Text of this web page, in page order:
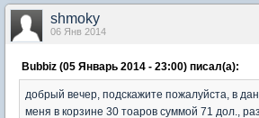
shmoky
06 Янв 2014
Bubbiz (05 Январь 2014 - 23:00) писал(а):
добрый вечер, подскажите пожалуйста, в
меня в корзине 30 тоаров суммой 71 дол.,